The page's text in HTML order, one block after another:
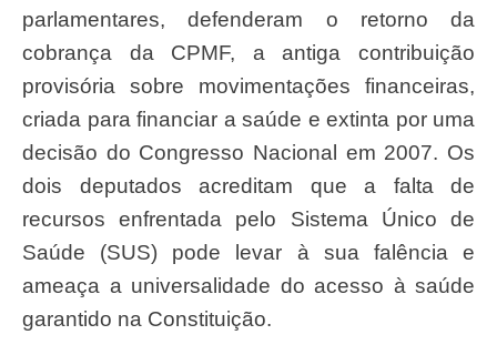
parlamentares, defenderam o retorno da
cobrança da CPMF, a antiga contribuição
provisória sobre movimentações financeiras,
criada para financiar a saúde e extinta por uma
decisão do Congresso Nacional em 2007. Os
dois deputados acreditam que a falta de
recursos enfrentada pelo Sistema Único de
Saúde (SUS) pode levar à sua falência e
ameaça a universalidade do acesso à saúde
garantido na Constituição.